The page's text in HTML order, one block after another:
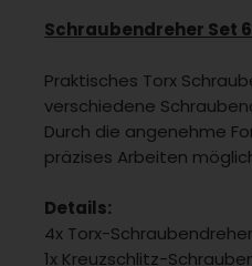
Schraubendreher Set
Praktisches Torx
verschiedene
Durch die angenehme
präzises Arbeiten
Details:
4x Torx-
1x Kreuzschlitz-